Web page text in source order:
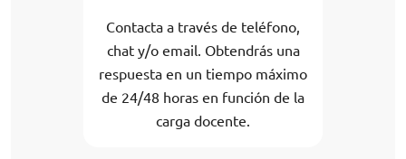
Contacta a través de teléfono,
chat y/o email. Obtendrás una
respuesta en un tiempo máximo
de 24/48 horas en función de la
carga docente.